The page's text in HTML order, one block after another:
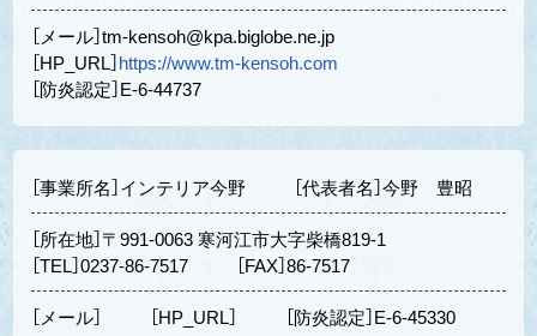
［メール］tm-kensoh@kpa.biglobe.ne.jp
［HP_URL］ https://www.tm-kensoh.com
［防炎認定］E-6-44737
［事業所名］インテリア今野 ［代表者名］今野 豊昭
［所在地］〒991-0063 寒河江市大字柴橋819-1
［TEL］0237-86-7517
［FAX］86-7517
［メール］ ［HP_URL］ ［防炎認定］E-6-45330